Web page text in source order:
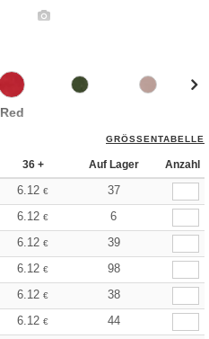
Red
GRÖSSENTABELLE
36 + Auf Lager Anzahl
6.12 €
37
6.12 €
6
6.12 €
39
6.12 €
98
6.12 €
38
6.12 €
44